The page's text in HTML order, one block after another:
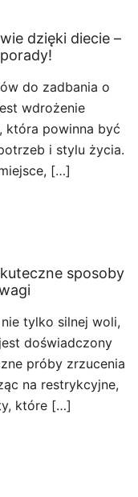
dzięki diecie –
do zadbania o
wdrożenie
która powinna być
i stylu życia.
[…]
sposoby
tylko silnej woli,
doświadczony
próby zrzucenia
na restrykcyjne,
które […]